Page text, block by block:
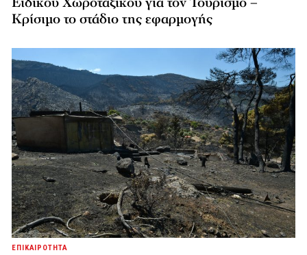
Κρίσιμο το στάδιο της εφαρμογής
ΕΠΙΚΑΙΡΟΤΗΤΑ